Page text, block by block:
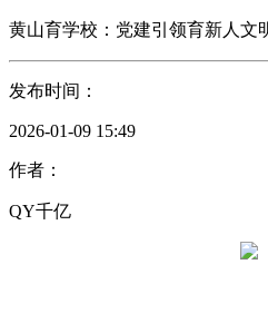
黄山育学校：党建引领育新人文
发布时间：
2026-01-09 15:49
作者：
QY千亿